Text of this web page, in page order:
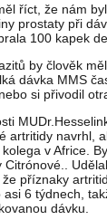
říct, že nám
prostaty při
100 kapek
by člověk
dávka MMS
si přivodil
artritidy navrhl,
v Africe.
Citrónové..
příznaky
6 týdnech,
dávku.